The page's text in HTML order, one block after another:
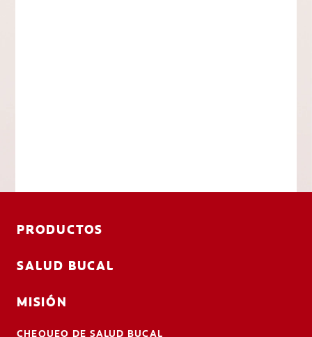
PRODUCTOS
SALUD BUCAL
MISIÓN
CHEQUEO DE SALUD BUCAL